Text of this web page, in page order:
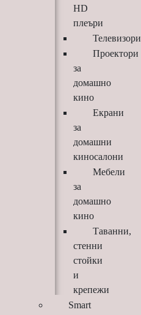
HD
плеъри
Телевизори
Проектори
за
домашно
кино
Екрани
за
домашни
киносалони
Мебели
за
домашно
кино
Таванни,
стенни
стойки
и
крепежи
Smart